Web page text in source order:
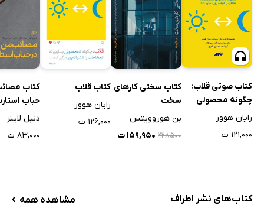
کتاب صوتی قلاب:
چگونه محصولی
بسازیم که مخاطب
کند
رایان هوور
۱۲۱,۰۰۰ ت
کتاب سختی کارهای
سخت
بن هوروویتس
۲۲۸۵۰۰ ۱۵۹,۹۵۰ ت
کتاب قلاب
رایان هوور
۱۲۶,۰۰۰ ت
کتاب
حباب
دنیل لاینز
۸۳,۰۰۰ ت
کتاب‌های نشر اطراف مشاهده همه ›